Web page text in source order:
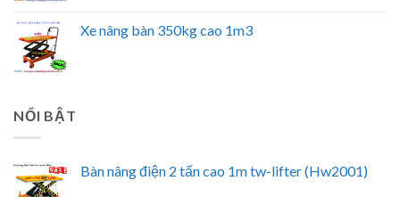
Xe nâng bàn 350kg cao 1m3
NỔI BẬT
Bàn nâng điện 2 tấn cao 1m tw-lifter (Hw2001)